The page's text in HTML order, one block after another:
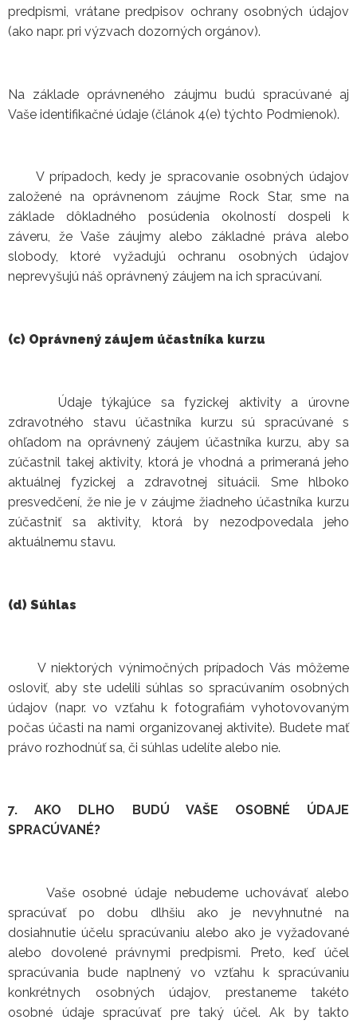
predpismi, vrátane predpisov ochrany osobných údajov
(ako napr. pri výzvach dozorných orgánov).
Na základe oprávneného záujmu budú spracúvané aj
Vaše identifikačné údaje (článok 4(e) týchto Podmienok).
V prípadoch, kedy je spracovanie osobných údajov
založené na oprávnenom záujme Rock Star, sme na
základe dôkladného posúdenia okolností dospeli k
záveru, že Vaše záujmy alebo základné práva alebo
slobody, ktoré vyžadujú ochranu osobných údajov
neprevyšujú náš oprávnený záujem na ich spracúvaní.
(c) Oprávnený záujem účastníka kurzu
Údaje týkajúce sa fyzickej aktivity a úrovne
zdravotného stavu účastníka kurzu sú spracúvané s
ohľadom na oprávnený záujem účastníka kurzu, aby sa
zúčastnil takej aktivity, ktorá je vhodná a primeraná jeho
aktuálnej fyzickej a zdravotnej situácii. Sme hlboko
presvedčení, že nie je v záujme žiadneho účastníka kurzu
zúčastniť sa aktivity, ktorá by nezodpovedala jeho
aktuálnemu stavu.
(d) Súhlas
V niektorých výnimočných prípadoch Vás môžeme
osloviť, aby ste udelili súhlas so spracúvaním osobných
údajov (napr. vo vzťahu k fotografiám vyhotovovaným
počas účasti na nami organizovanej aktivite). Budete mať
právo rozhodnúť sa, či súhlas udelíte alebo nie.
7. AKO DLHO BUDÚ VAŠE OSOBNÉ ÚDAJE
SPRACÚVANÉ?
Vaše osobné údaje nebudeme uchovávať alebo
spracúvať po dobu dlhšiu ako je nevyhnutné na
dosiahnutie účelu spracúvaniu alebo ako je vyžadované
alebo dovolené právnymi predpismi. Preto, keď účel
spracúvania bude naplnený vo vzťahu k spracúvaniu
konkrétnych osobných údajov, prestaneme takéto
osobné údaje spracúvať pre taký účel. Ak by takto